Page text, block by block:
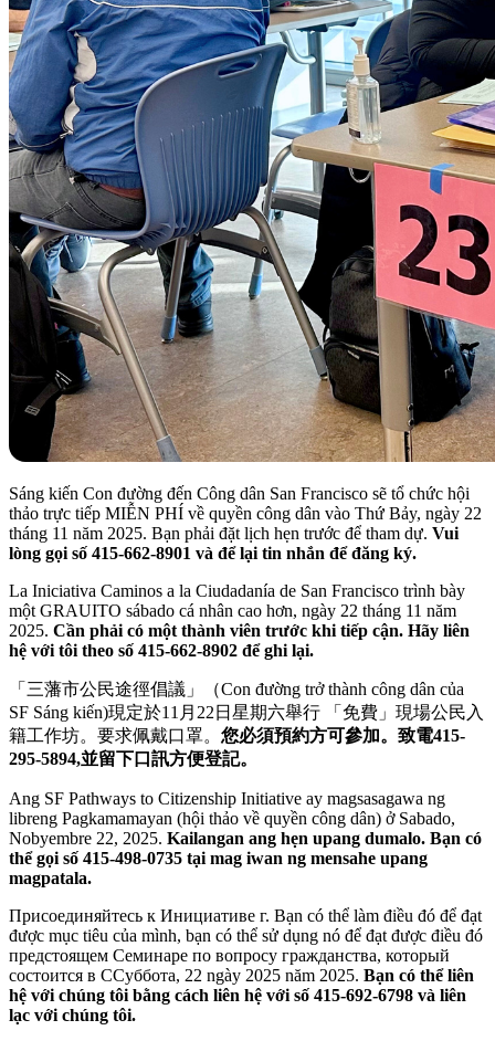
Sáng kiến Con đường đến Công dân San Francisco sẽ tổ chức hội
thảo trực tiếp MIỄN PHÍ về quyền công dân vào Thứ Bảy, ngày 22
tháng 11 năm 2025. Bạn phải đặt lịch hẹn trước để tham dự. Vui
lòng gọi số 415-662-8901 và để lại tin nhắn để đăng ký.
La Iniciativa Caminos a la Ciudadanía de San Francisco trình bày
một GRAUITO sábado cá nhân cao hơn, ngày 22 tháng 11 năm
2025. Cần phải có một thành viên trước khi tiếp cận. Hãy liên
hệ với tôi theo số 415-662-8902 để ghi lại.
「三藩市公民途徑倡議」（Con đường trở thành công dân của
SF Sáng kiến)現定於11月22日星期六舉行 「免費」現場公民入
籍工作坊。要求佩戴口罩。 您必須預約方可參加。致電415-
295-5894,並留下口訊方便登記。
Ang SF Pathways to Citizenship Initiative ay magsasagawa ng
libreng Pagkamamayan (hội thảo về quyền công dân) ở Sabado,
Nobyembre 22, 2025. Kailangan ang hẹn upang dumalo. Bạn có
thể gọi số 415-498-0735 tại mag iwan ng mensahe upang
magpatala.
Присоединяйтесь к Инициативе г. Bạn có thể làm điều đó để đạt
được mục tiêu của mình, bạn có thể sử dụng nó để đạt được điều đó
предстоящем Семинаре по вопросу гражданства, который
состоится в ССуббота, 22 ngày 2025 năm 2025. Bạn có thể liên
hệ với chúng tôi bằng cách liên hệ với số 415-692-6798 và liên
lạc với chúng tôi.